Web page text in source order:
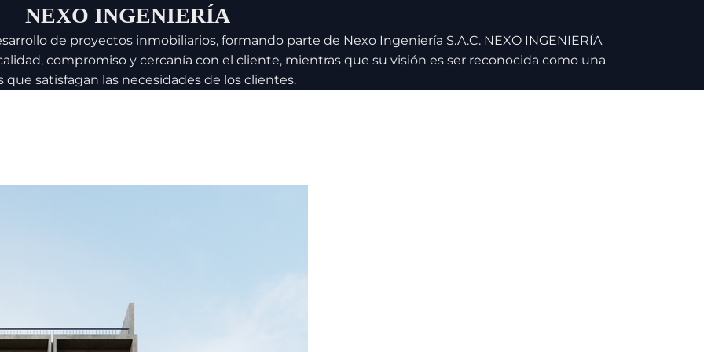
NEXO INGENIERÍA
de proyectos inmobiliarios, formando parte de Nexo Ingeniería S.A.C. NEXO INGENIERÍA
compromiso y cercanía con el cliente, mientras que su visión es ser reconocida como una
satisfagan las necesidades de los clientes.